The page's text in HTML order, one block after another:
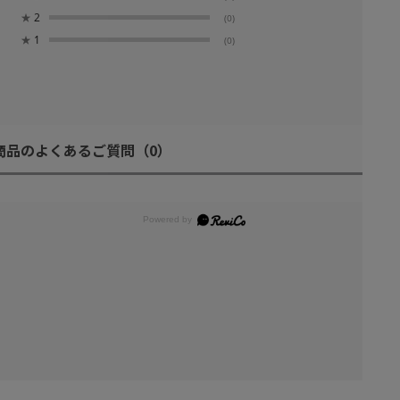
★ 2 (0)
★ 1 (0)
品のよくあるご質問 （0）